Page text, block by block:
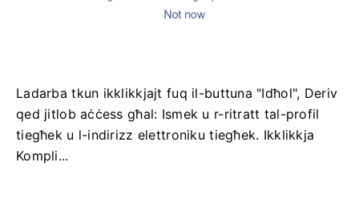
Ladarba tkun ikklikkjajt fuq il-buttuna "Idħol", Deriv
qed jitlob aċċess għal: Ismek u r-ritratt tal-profil
tiegħek u l-indirizz elettroniku tiegħek. Ikklikkja
Kompli...